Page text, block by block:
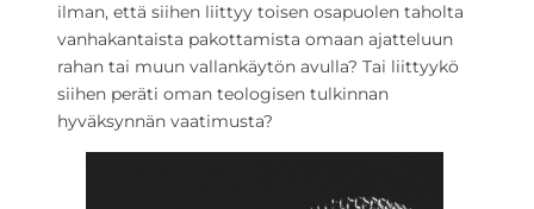
ilman, että siihen liittyy toisen osapuolen taholta
vanhakantaista pakottamista omaan ajatteluun
rahan tai muun vallankäytön avulla? Tai liittyykö
siihen peräti oman teologisen tulkinnan
hyväksynnän vaatimusta?